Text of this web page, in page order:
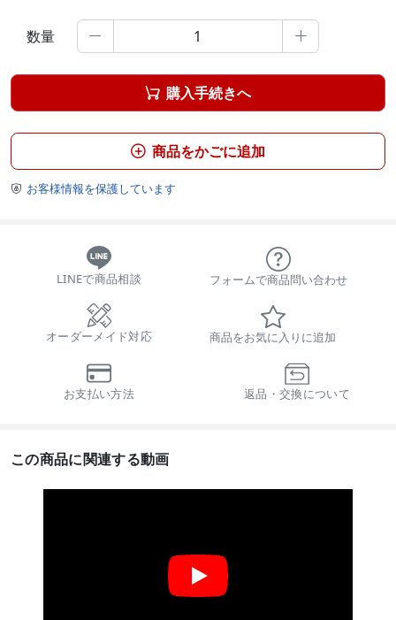
数量  
 購入手続きへ
 商品をかごに追加
 お客様情報を保護しています
LINEで商品相談 フォームで商品問い合わせ
オーダーメイド対応 商品をお気に入りに追加
お支払い方法 返品・交換について
この商品に関連する動画